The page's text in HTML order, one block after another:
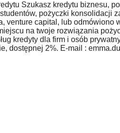
Szukasz kredytu biznesu,
pożyczki konsolidacji
venture capital, lub odmówiono
na twoje rozwiązania
kredyty dla firm i osób
dostępnej 2%. E-mail :